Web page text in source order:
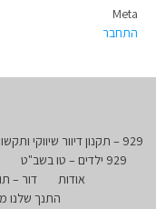
Meta
התחבר
929 – תקנון דיוור שיווקי ותקשורת דיגיטלית
929 ילדים – טו בשב"ט
אודות
דור –
התנך שלנו